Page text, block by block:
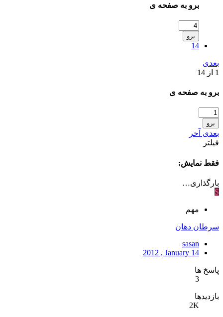
برو به صفحه ی
برو
14
بعدی
1 از 14
برو به صفحه ی
برو
بعدی آخر
فیلتر
فقط نمایش:
بارگذاری…
S
مهم
سرطان دهان
sasan
2012 , January 14
پاسخ ها
3
بازدیدها
2K